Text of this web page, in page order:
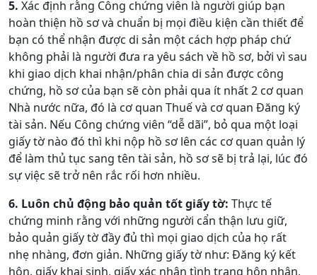
5. Xác định rằng Công chứng viên là người giúp bạn
hoàn thiện hồ sơ và chuẩn bị mọi điều kiện cần thiết để
bạn có thể nhận được di sản một cách hợp pháp chứ
không phải là người đưa ra yêu sách về hồ sơ, bởi vì sau
khi giao dịch khai nhận/phân chia di sản được công
chứng, hồ sơ của bạn sẽ còn phải qua ít nhất 2 cơ quan
Nhà nước nữa, đó là cơ quan Thuế và cơ quan Đăng ký
tài sản. Nếu Công chứng viên “dễ dãi”, bỏ qua một loại
giấy tờ nào đó thì khi nộp hồ sơ lên các cơ quan quản lý
để làm thủ tục sang tên tài sản, hồ sơ sẽ bị trả lại, lúc đó
sự việc sẽ trở nên rắc rối hơn nhiều.
6. Luôn chủ động bảo quản tốt giấy tờ: Thực tế
chứng minh rằng với những người cẩn thận lưu giữ,
bảo quản giấy tờ đầy đủ thì mọi giao dịch của họ rất
nhẹ nhàng, đơn giản. Những giấy tờ như: Đăng ký kết
hôn, giấy khai sinh, giấy xác nhận tình trạng hôn nhân,